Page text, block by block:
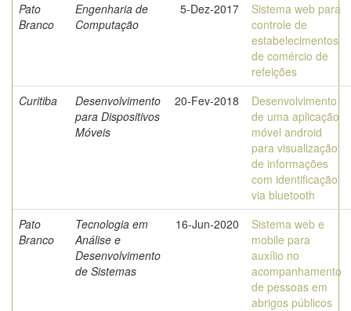
Pato
Branco
Engenharia de
Computação
5-Dez-2017
Sistema web para
controle de
estabelecimentos
de comércio de
refeições
Curitiba
Desenvolvimento
para Dispositivos
Móveis
20-Fev-2018
Desenvolvimento
de uma aplicação
móvel android
para visualização
de informações
com identificação
via bluetooth
Pato
Branco
Tecnologia em
Análise e
Desenvolvimento
de Sistemas
16-Jun-2020
Sistema web e
mobile para
auxílio no
acompanhamento
de pessoas em
abrigos públicos